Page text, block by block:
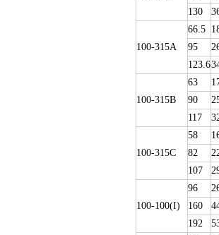
130
100-315A
66.5
95
123.6
100-315B
63
90
117
100-315C
58
82
107
100-100(I)
96
160
192